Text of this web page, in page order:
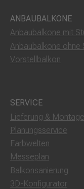
ANBAUBALKONE
Anbaubalkone mit
Anbaubalkone ohne
Vorstellbalkon
SERVICE
Lieferung & Montage
Planungsservice
Farbwelten
Messeplan
Balkonsanierung
3D-Konfigurator